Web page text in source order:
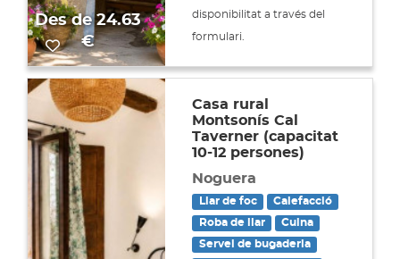
Des de 24.63
€
disponibilitat a través del
formulari.
Casa rural
Montsonís Cal
Taverner (capacitat
10-12 persones)
Noguera
Llar de foc
Calefacció
Roba de llar
Cuina
Servei de bugaderia